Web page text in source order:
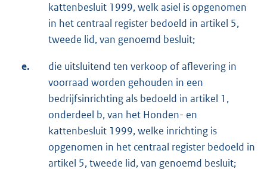
kattenbesluit 1999, welk asiel is opgenomen
in het centraal register bedoeld in artikel 5,
tweede lid, van genoemd besluit;
e.
die uitsluitend ten verkoop of aflevering in
voorraad worden gehouden in een
bedrijfsinrichting als bedoeld in artikel 1,
onderdeel b, van het Honden- en
kattenbesluit 1999, welke inrichting is
opgenomen in het centraal register bedoeld in
artikel 5, tweede lid, van genoemd besluit;